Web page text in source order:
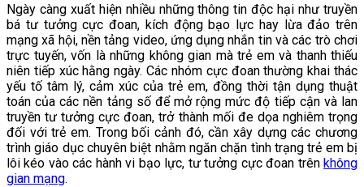
Ngày càng xuất hiện nhiều những thông tin độc hại như truyền
bá tư tưởng cực đoan, kích động bạo lực hay lừa đảo trên
mạng xã hội, nền tảng video, ứng dụng nhắn tin và các trò chơi
trực tuyến, vốn là những không gian mà trẻ em và thanh thiếu
niên tiếp xúc hằng ngày. Các nhóm cực đoan thường khai thác
yếu tố tâm lý, cảm xúc của trẻ em, đồng thời tận dụng thuật
toán của các nền tảng số để mở rộng mức độ tiếp cận và lan
truyền tư tưởng cực đoan, trở thành mối đe dọa nghiêm trọng
đối với trẻ em. Trong bối cảnh đó, cần xây dựng các chương
trình giáo dục chuyên biệt nhằm ngăn chặn tình trạng trẻ em bị
lôi kéo vào các hành vi bạo lực, tư tưởng cực đoan trên không
gian mạng.